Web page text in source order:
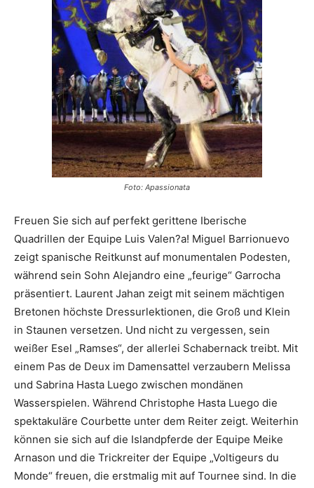
Foto: Apassionata
Freuen Sie sich auf perfekt gerittene Iberische
Quadrillen der Equipe Luis Valen?a! Miguel Barrionuevo
zeigt spanische Reitkunst auf monumentalen Podesten,
während sein Sohn Alejandro eine „feurige“ Garrocha
präsentiert. Laurent Jahan zeigt mit seinem mächtigen
Bretonen höchste Dressurlektionen, die Groß und Klein
in Staunen versetzen. Und nicht zu vergessen, sein
weißer Esel „Ramses“, der allerlei Schabernack treibt. Mit
einem Pas de Deux im Damensattel verzaubern Melissa
und Sabrina Hasta Luego zwischen mondänen
Wasserspielen. Während Christophe Hasta Luego die
spektakuläre Courbette unter dem Reiter zeigt. Weiterhin
können sie sich auf die Islandpferde der Equipe Meike
Arnason und die Trickreiter der Equipe „Voltigeurs du
Monde“ freuen, die erstmalig mit auf Tournee sind. In die